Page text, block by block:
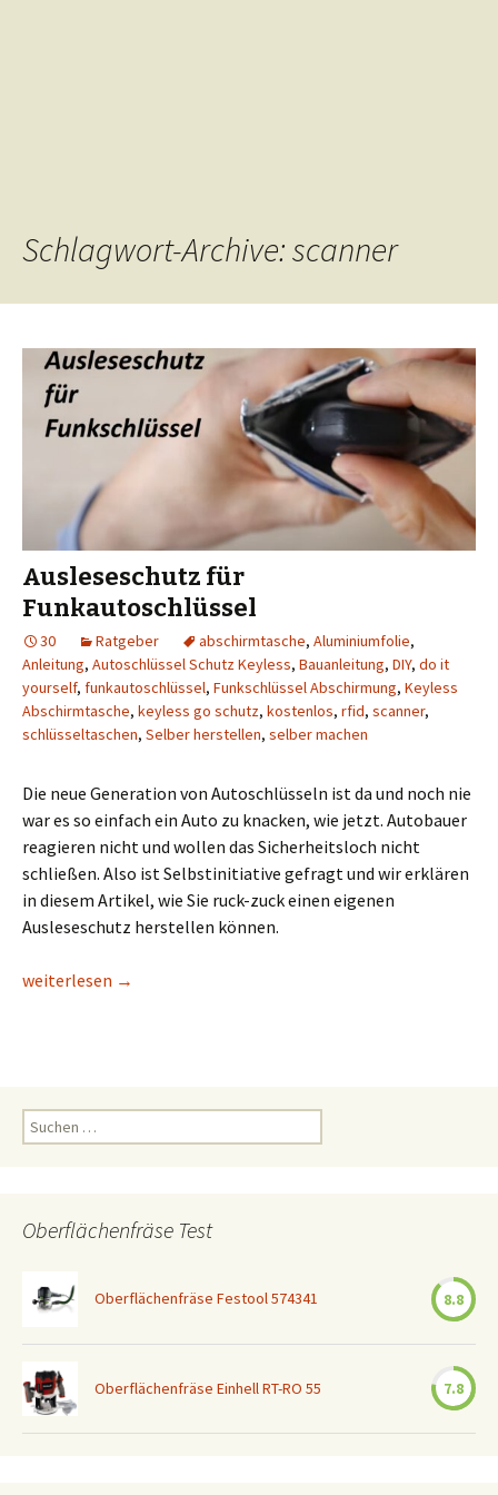
Schlagwort-Archive: scanner
Ausleseschutz für
Funkautoschlüssel
30 Ratgeber abschirmtasche, Aluminiumfolie,
Anleitung, Autoschlüssel Schutz Keyless, Bauanleitung, DIY, do it
yourself, funkautoschlüssel, Funkschlüssel Abschirmung, Keyless
Abschirmtasche, keyless go schutz, kostenlos, rfid, scanner,
schlüsseltaschen, Selber herstellen, selber machen
Die neue Generation von Autoschlüsseln ist da und noch nie
war es so einfach ein Auto zu knacken, wie jetzt. Autobauer
reagieren nicht und wollen das Sicherheitsloch nicht
schließen. Also ist Selbstinitiative gefragt und wir erklären
in diesem Artikel, wie Sie ruck-zuck einen eigenen
Ausleseschutz herstellen können.
Ausleseschutz für Funkautoschlüssel
weiterlesen →
Suchen
nach:
Oberflächenfräse Test
Oberflächenfräse Festool 574341 8.8
Oberflächenfräse Einhell RT-RO 55 7.8